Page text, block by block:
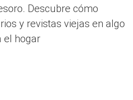
Descubre cómo
y revistas viejas en algo
el hogar